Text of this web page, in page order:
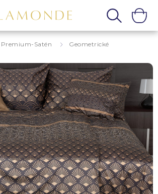
Premium-Satén Geometrické